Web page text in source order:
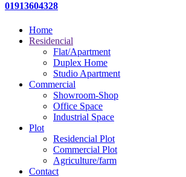
01913604328
Home
Residencial
Flat/Apartment
Duplex Home
Studio Apartment
Commercial
Showroom-Shop
Office Space
Industrial Space
Plot
Residencial Plot
Commercial Plot
Agriculture/farm
Contact